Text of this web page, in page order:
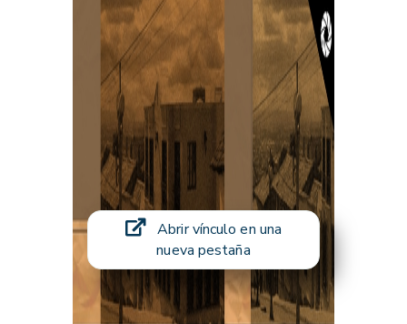
Abrir vínculo en una
nueva pestaña